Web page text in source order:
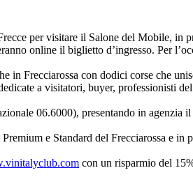
per visitare il Salone del Mobile, in
online il biglietto d’ingresso. Per
Frecciarossa con dodici corse che
a visitatori, buyer, professionisti
06.6000), presentando in agenzia
e Standard del Frecciarossa e in
con un risparmio del